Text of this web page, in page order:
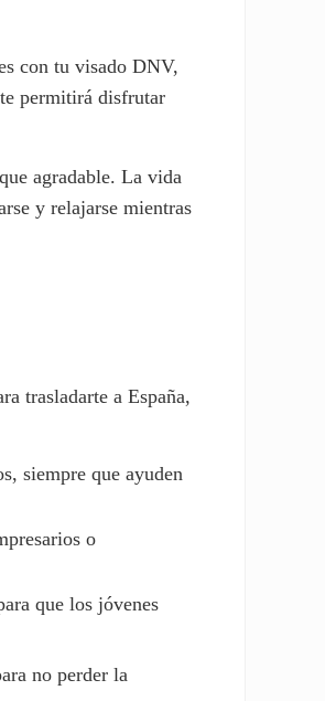
con tu visado DNV,
permitirá disfrutar
agradable. La vida
y relajarse mientras
trasladarte a España,
siempre que ayuden
o
que los jóvenes
no perder la